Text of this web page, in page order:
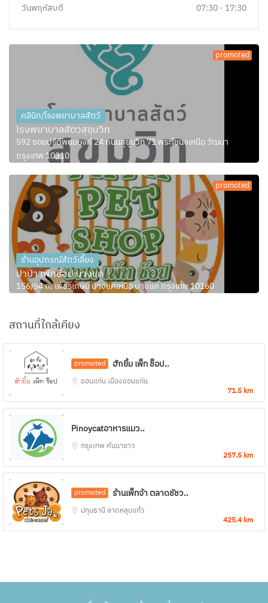
วันพฤหัสบดี
07:30 - 17:30
promoted
คลินิก/โรงพยาบาลสัตว์
โรงพยาบาลสัตว์สุขุมวิท
592 ซอยปรีดีพนมยงค์ 24 ถนนสุขุมวิท 71 พระโขนงเหนือ วัฒนา
กรุงเทพ 10310
promoted
ร้านอุปกรณ์สัตว์เลี้ยง
ปาป๊า เพ็ทช็อป บางแค
156/54 ถ. เพชรเกษม บางแคเหนือ บางแค กรุงเทพ 10160
สถานที่ใกล้เคียง
promoted ฮักยิ้ม เพ็ท ช็อป..
ขอนแก่น เมืองขอนแก่น
71.5 km
Pinoycatอาหารแมว..
กรุงเทพ คันนายาว
257.5 km
promoted ร้านเพ็ทจ้า ตลาดชัชว..
ปทุมธานี ลาดหลุมแก้ว
425.4 km